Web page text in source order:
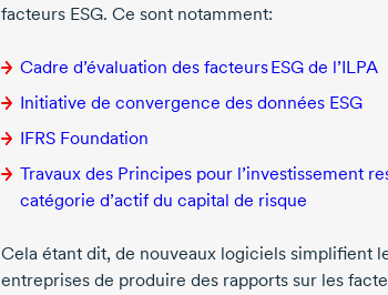
facteurs ESG. Ce sont notamment:
Cadre d’évaluation des facteurs ESG de l’ILPA
Initiative de convergence des données ESG
IFRS Foundation
Travaux des Principes pour l’investissement
catégorie d’actif du capital de risque
Cela étant dit, de nouveaux logiciels simplifient
entreprises de produire des rapports sur les